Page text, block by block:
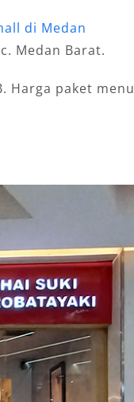
di Medan
Medan Barat.
Harga paket menu